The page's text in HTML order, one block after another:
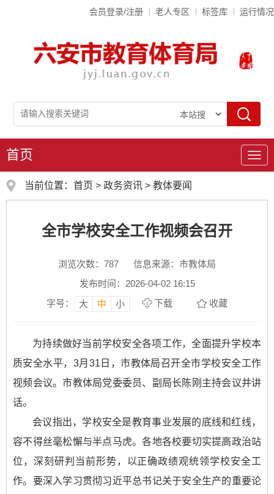
会员登录/注册 老人专区 标签库 运行情况
导
首页
当前位置： 首页 > 政务资讯 > 教体要闻
全市学校安全工作视频会召开
浏览次数： 787
信息来源：市教体局
发布时间：2026-04-02 16:15
字号：
大 中 小 下载 收藏
为持续做好当前学校安全各项工作，全面提升学校本
质安全水平，3月31日，市教体局召开全市学校安全工作
视频会议。市教体局党委委员、副局长陈刚主持会议并讲
话。
会议指出，学校安全是教育事业发展的底线和红线，
容不得丝毫松懈与半点马虎。各地各校要切实提高政治站
位，深刻研判当前形势，以正确政绩观统领学校安全工
作。要深入学习贯彻习近平总书记关于安全生产的重要论